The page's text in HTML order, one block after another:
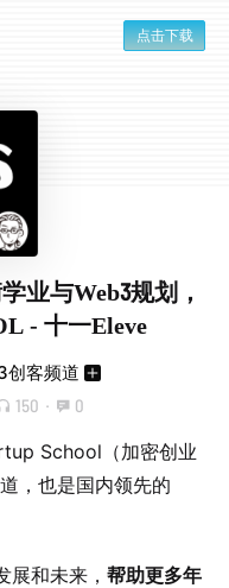
点击下载
业与Web3规划，
- 十一Eleve
创客频道
150 · 0
School（加密创业
，也是国内领先的
和未来， 帮助更多年